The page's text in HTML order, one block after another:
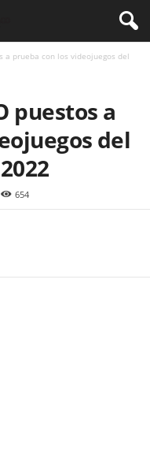
a prueba con los videojuegos del
puestos a
del
654